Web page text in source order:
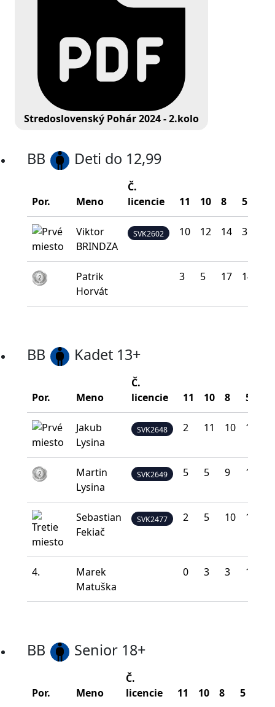
Stredoslovenský Pohár 2024 - 2.kolo
BB Deti do 12,99
Por. Meno
Č.
licencie
11 10 8 5
Viktor
BRINDZA
SVK2602 10 12 14 3
Patrik
Horvát
3 5 17 14
BB Kadet 13+
Por. Meno
Č.
licencie
11 10 8 5
Jakub
Lysina
SVK2648 2 11 10 12
Martin
Lysina
SVK2649 5 5 9 16
Sebastian
Fekiač
SVK2477 2 5 10 16
4.
Marek
Matuška
0 3 3 15
BB Senior 18+
Por. Meno
Č.
licencie
11 10 8 5